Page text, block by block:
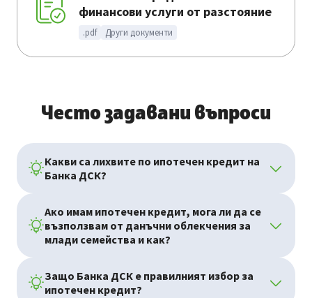
финансови услуги от разстояние
.pdf Други документи
Често задавани въпроси
Какви са лихвите по ипотечен кредит на
Банка ДСК?
Ако имам ипотечен кредит, мога ли да се
възползвам от данъчни облекчения за
млади семейства и как?
Защо Банка ДСК е правилният избор за
ипотечен кредит?